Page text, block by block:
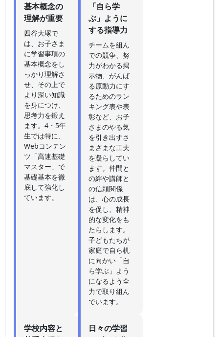
基本概念の
理解が重要
四谷大塚で
は、お子さま
に学習事項の
基本概念をし
っかり理解さ
せ、その上で
より深い知識
を身につけ、
思考力を鍛え
ます。4・5年
生では特に、
Webコンテン
ツ「高速基礎
マスター」で
基礎基本を徹
底して強化し
ています。
「自ら学
ぶ」ように
する指導力
チームを組ん
での競争、努
力がわかる掲
示物、がんば
る原動力にす
るためのラン
キング表や表
彰など、お子
さまのやる気
を引き出すさ
まざまな工夫
を凝らしてい
ます。仲間と
の絆や講師と
の信頼関係
は、心の成長
を促し、精神
的な変化をも
たらします。
子どもたちが
家庭で自ら机
に向かい「自
ら学ぶ」よう
になるよう全
力で取り組ん
でいます。
学校内容と
日々の学習